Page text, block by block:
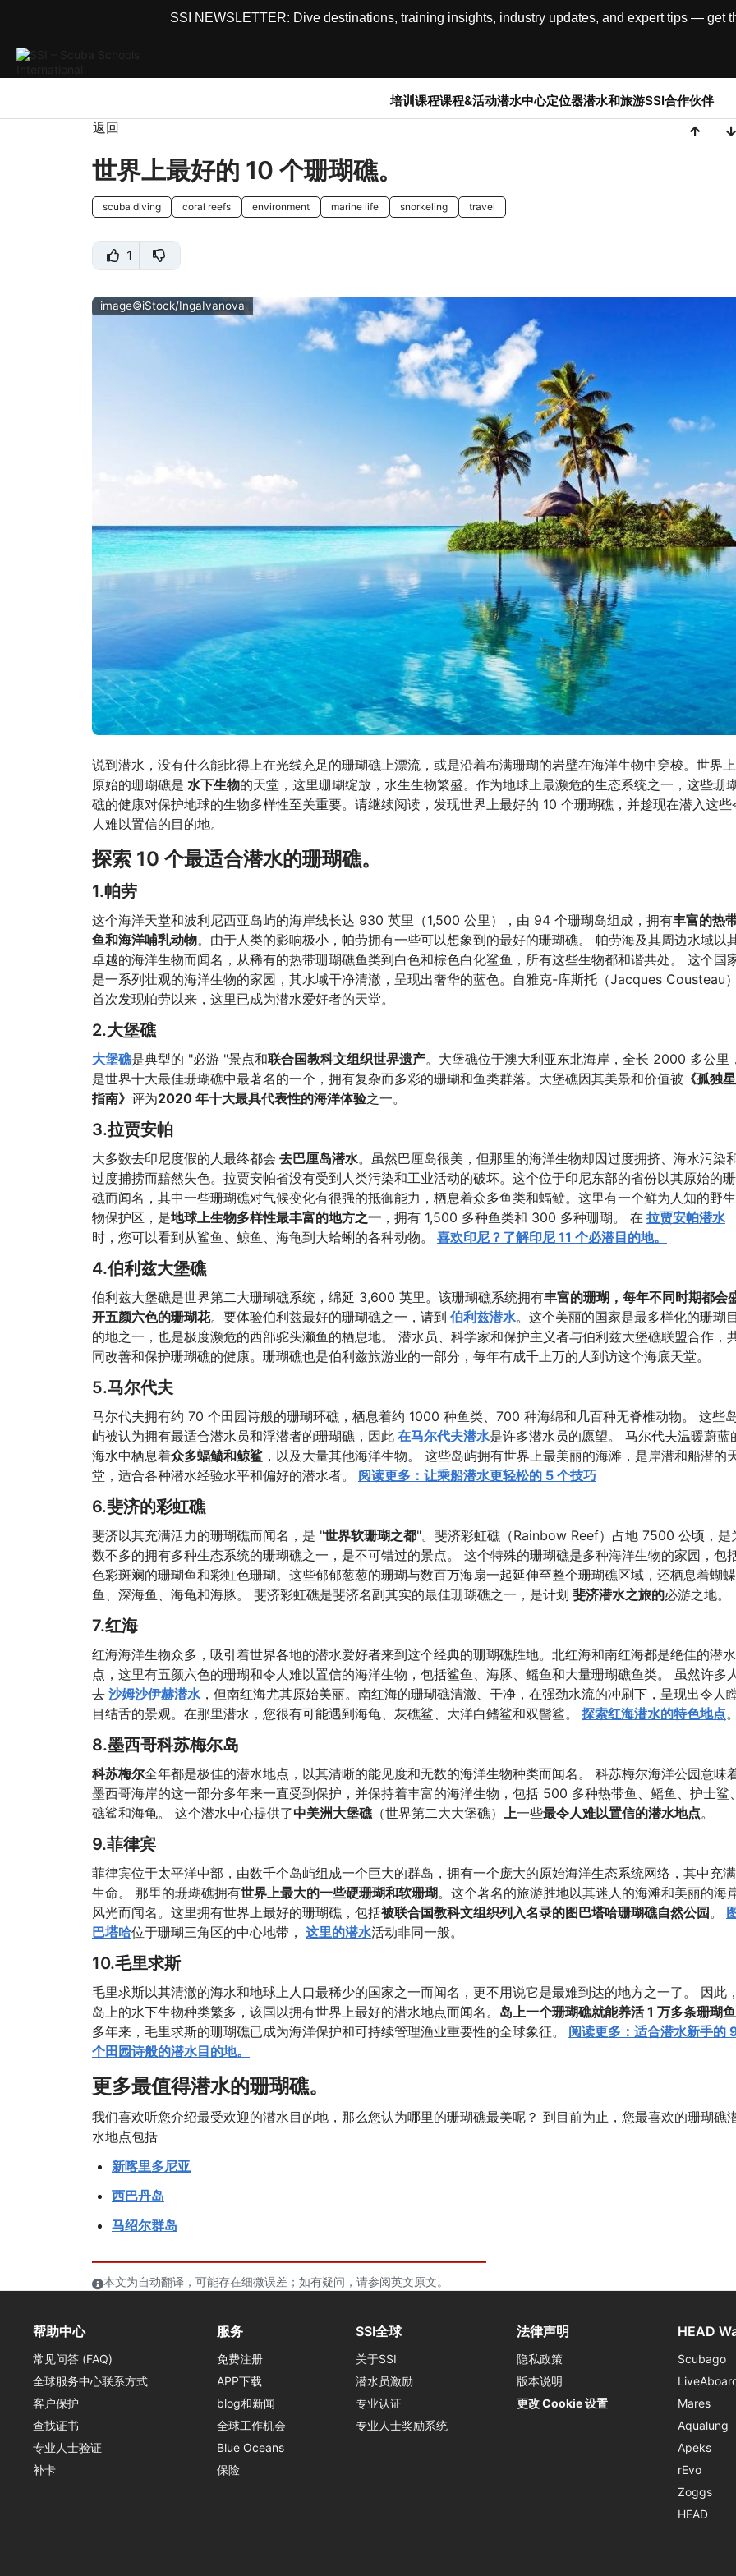
SSI NEWSLETTER: Dive destinations, training insights, industry updates, and expert tips — get
培训课程课程&活动潜水中心定位器潜水和旅游SSI合作伙伴
返回
世界上最好的 10 个珊瑚礁。
scuba diving coral reefs environment marine life snorkeling travel
1
image©iStock/IngaIvanova
说到潜水，没有什么能比得上在光线充足的珊瑚礁上漂流，或是沿着布满珊瑚的岩壁在海洋生物中穿梭。世界
原始的珊瑚礁是 水下生物的天堂，这里珊瑚绽放，水生生物繁盛。作为地球上最濒危的生态系统之一，这些珊
礁的健康对保护地球的生物多样性至关重要。请继续阅读，发现世界上最好的 10 个珊瑚礁，并趁现在潜入这些
人难以置信的目的地。
探索 10 个最适合潜水的珊瑚礁。
1.帕劳
这个海洋天堂和波利尼西亚岛屿的海岸线长达 930 英里（1,500 公里），由 94 个珊瑚岛组成，拥有丰富的热
鱼和海洋哺乳动物。由于人类的影响极小，帕劳拥有一些可以想象到的最好的珊瑚礁。 帕劳海及其周边水域以
卓越的海洋生物而闻名，从稀有的热带珊瑚礁鱼类到白色和棕色白化鲨鱼，所有这些生物都和谐共处。 这个国
是一系列壮观的海洋生物的家园，其水域干净清澈，呈现出奢华的蓝色。自雅克-库斯托（Jacques Cousteau）
首次发现帕劳以来，这里已成为潜水爱好者的天堂。
2.大堡礁
大堡礁是典型的 "必游 "景点和联合国教科文组织世界遗产。大堡礁位于澳大利亚东北海岸，全长 2000 多公里，
是世界十大最佳珊瑚礁中最著名的一个，拥有复杂而多彩的珊瑚和鱼类群落。大堡礁因其美景和价值被 《孤独
指南》 评为2020 年十大最具代表性的海洋体验之一。
3.拉贾安帕
大多数去印尼度假的人最终都会 去巴厘岛潜水。虽然巴厘岛很美，但那里的海洋生物却因过度拥挤、海水污染
过度捕捞而黯然失色。拉贾安帕省没有受到人类污染和工业活动的破坏。这个位于印尼东部的省份以其原始的
礁而闻名，其中一些珊瑚礁对气候变化有很强的抵御能力，栖息着众多鱼类和蝠鲼。这里有一个鲜为人知的野
物保护区，是地球上生物多样性最丰富的地方之一，拥有 1,500 多种鱼类和 300 多种珊瑚。 在 拉贾安帕潜水
时，您可以看到从鲨鱼、鲸鱼、海龟到大蛤蜊的各种动物。
喜欢印尼？了解印尼 11 个必潜目的地。
4.伯利兹大堡礁
伯利兹大堡礁是世界第二大珊瑚礁系统，绵延 3,600 英里。该珊瑚礁系统拥有丰富的珊瑚，每年不同时期都会
开五颜六色的珊瑚花。要体验伯利兹最好的珊瑚礁之一，请到 伯利兹潜水。这个美丽的国家是最多样化的珊瑚目
的地之一，也是极度濒危的西部驼头濑鱼的栖息地。 潜水员、科学家和保护主义者与伯利兹大堡礁联盟合作，
同改善和保护珊瑚礁的健康。珊瑚礁也是伯利兹旅游业的一部分，每年有成千上万的人到访这个海底天堂。
5.马尔代夫
马尔代夫拥有约 70 个田园诗般的珊瑚环礁，栖息着约 1000 种鱼类、700 种海绵和几百种无脊椎动物。 这些
屿被认为拥有最适合潜水员和浮潜者的珊瑚礁，因此 在马尔代夫潜水是许多潜水员的愿望。 马尔代夫温暖蔚蓝
海水中栖息着众多蝠鲼和鲸鲨，以及大量其他海洋生物。 这些岛屿拥有世界上最美丽的海滩，是岸潜和船潜的
堂，适合各种潜水经验水平和偏好的潜水者。
阅读更多：让乘船潜水更轻松的 5 个技巧
6.斐济的彩虹礁
斐济以其充满活力的珊瑚礁而闻名，是 "世界软珊瑚之都"。斐济彩虹礁（Rainbow Reef）占地 7500 公顷，是
数不多的拥有多种生态系统的珊瑚礁之一，是不可错过的景点。 这个特殊的珊瑚礁是多种海洋生物的家园，包
色彩斑斓的珊瑚鱼和彩虹色珊瑚。这些郁郁葱葱的珊瑚与数百万海扇一起延伸至整个珊瑚礁区域，还栖息着蝴蝶
鱼、深海鱼、海龟和海豚。 斐济彩虹礁是斐济名副其实的最佳珊瑚礁之一，是计划 斐济潜水之旅的必游之地。
7.红海
红海海洋生物众多，吸引着世界各地的潜水爱好者来到这个经典的珊瑚礁胜地。北红海和南红海都是绝佳的潜
点，这里有五颜六色的珊瑚和令人难以置信的海洋生物，包括鲨鱼、海豚、鳐鱼和大量珊瑚礁鱼类。 虽然许多
去 沙姆沙伊赫潜水，但南红海尤其原始美丽。南红海的珊瑚礁清澈、干净，在强劲水流的冲刷下，呈现出令人
目结舌的景观。在那里潜水，您很有可能遇到海龟、灰礁鲨、大洋白鳍鲨和双髻鲨。
探索红海潜水的特色地点。
8.墨西哥科苏梅尔岛
科苏梅尔全年都是极佳的潜水地点，以其清晰的能见度和无数的海洋生物种类而闻名。 科苏梅尔海洋公园意味
墨西哥海岸的这一部分多年来一直受到保护，并保持着丰富的海洋生物，包括 500 多种热带鱼、鳐鱼、护士鲨、
礁鲨和海龟。 这个潜水中心提供了中美洲大堡礁（世界第二大大堡礁） 上一些最令人难以置信的潜水地点。
9.菲律宾
菲律宾位于太平洋中部，由数千个岛屿组成一个巨大的群岛，拥有一个庞大的原始海洋生态系统网络，其中充
生命。 那里的珊瑚礁拥有世界上最大的一些硬珊瑚和软珊瑚。这个著名的旅游胜地以其迷人的海滩和美丽的海
风光而闻名。这里拥有世界上最好的珊瑚礁，包括被联合国教科文组织列入名录的图巴塔哈珊瑚礁自然公园。
巴塔哈位于珊瑚三角区的中心地带， 这里的潜水活动非同一般。
10.毛里求斯
毛里求斯以其清澈的海水和地球上人口最稀少的国家之一而闻名，更不用说它是最难到达的地方之一了。 因此，
岛上的水下生物种类繁多，该国以拥有世界上最好的潜水地点而闻名。 岛上一个珊瑚礁就能养活 1 万多条珊瑚鱼
多年来，毛里求斯的珊瑚礁已成为海洋保护和可持续管理渔业重要性的全球象征。
阅读更多：适合潜水新手的
个田园诗般的潜水目的地。
更多最值得潜水的珊瑚礁。
我们喜欢听您介绍最受欢迎的潜水目的地，那么您认为哪里的珊瑚礁最美呢？ 到目前为止，您最喜欢的珊瑚礁
水地点包括
新喀里多尼亚
西巴丹岛
马绍尔群岛
本文为自动翻译，可能存在细微误差；如有疑问，请参阅英文原文。
帮助中心
常见问答 (FAQ)
全球服务中心联系方式
客户保护
查找证书
专业人士验证
补卡
服务
免费注册
APP下载
blog和新闻
全球工作机会
Blue Oceans
保险
SSI全球
关于SSI
潜水员激励
专业认证
专业人士奖励系统
法律声明
隐私政策
版本说明
更改 Cookie 设置
HEAD
Scubago
Mares
Aqualung
Apeks
rEvo
Zoggs
HEAD